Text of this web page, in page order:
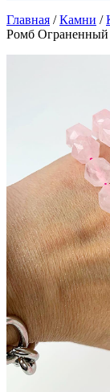
Главная /Камни /
Ромб